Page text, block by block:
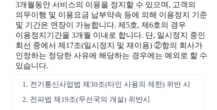
3개월동안 서비스의 이용을 정지할 수 있으며, 고객의
의무이행 및 이용요금 납부약속 등에 의해 이용정지 기준
및 기간은 연장이 가능합니다. 제5호, 제6호의 경우
이용정지기간을 3개월 이내로 합니다. 단, 일시정지 중인
회선 중에서 제17조(일시정지 및 재이용) ②항의 회사가
인정하는 정당한 사유에 해당하는 경우에는 예외로 할 수
있습니다.
1. 전기통신사업법 제30조(타인 사용의 제한) 위반 시
2. 전파법 제19조(무선국의 개설) 위반시